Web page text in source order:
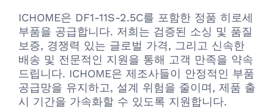
ICHOME은 DF1-11S-2.5C를 포함한 정품 히로세
부품을 공급합니다. 저희는 검증된 소싱 및 품질
보증, 경쟁력 있는 글로벌 가격, 그리고 신속한
배송 및 전문적인 지원을 통해 고객 만족을 약속
드립니다. ICHOME은 제조사들이 안정적인 부품
공급망을 유지하고, 설계 위험을 줄이며, 제품 출
시 기간을 가속화할 수 있도록 지원합니다.